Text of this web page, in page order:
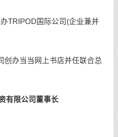
TRIPOD国际公司(企业兼并
创办当当网上书店并任联合总
有限公司董事长